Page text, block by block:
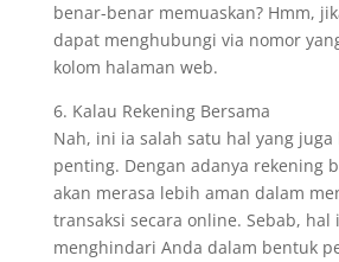
benar-benar memuaskan? Hmm,
dapat menghubungi via nomor
kolom halaman web.
6. Kalau Rekening Bersama
Nah, ini ia salah satu hal yang
penting. Dengan adanya rekening
akan merasa lebih aman dalam
transaksi secara online. Sebab, hal
menghindari Anda dalam bentuk